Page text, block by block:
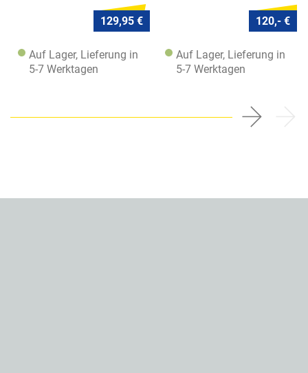
129,95 €
Auf Lager, Lieferung in
5-7 Werktagen
120,- €
Auf Lager, Lieferung in
5-7 Werktagen